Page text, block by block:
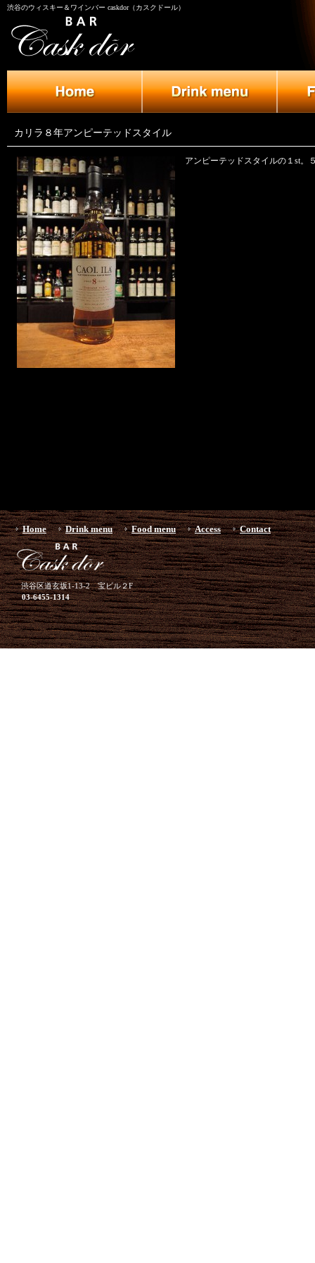
渋谷のウィスキー＆ワインバー caskdor（カスクドール）
カリラ８年アンピーテッドスタイル
アンピーテッドスタイルの１st
Home Drink menu Food menu Access Contact
渋谷区道玄坂1-13-2 宝ビル２F
03-6455-1314